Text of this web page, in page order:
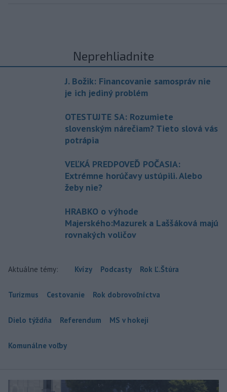
Neprehliadnite
J. Božik: Financovanie samospráv nie
je ich jediný problém
OTESTUJTE SA: Rozumiete
slovenským nárečiam? Tieto slová vás
potrápia
VEĽKÁ PREDPOVEĎ POČASIA:
Extrémne horúčavy ustúpili. Alebo
žeby nie?
HRABKO o výhode
Majerského:Mazurek a Laššáková majú
rovnakých voličov
Aktuálne témy: Kvízy Podcasty Rok Ľ.Štúra
Turizmus Cestovanie Rok dobrovoľníctva
Dielo týždňa Referendum MS v hokeji
Komunálne voľby